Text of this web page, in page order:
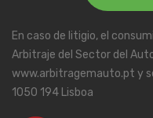
En caso de litigio, el
Arbitraje del Sector del
www.arbitragemauto.pt y
1050 194 Lisboa